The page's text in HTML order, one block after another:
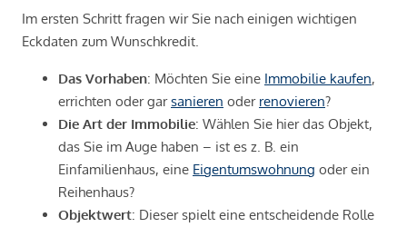
Im ersten Schritt fragen wir Sie nach einigen wichtigen
Eckdaten zum Wunschkredit.
Das Vorhaben: Möchten Sie eine Immobilie kaufen,
errichten oder garsanieren oder renovieren?
Die Art der Immobilie: Wählen Sie hier das Objekt,
das Sie im Auge haben – ist es z. B. ein
Einfamilienhaus, eine Eigentumswohnung oder ein
Reihenhaus?
Objektwert: Dieser spielt eine entscheidende Rolle